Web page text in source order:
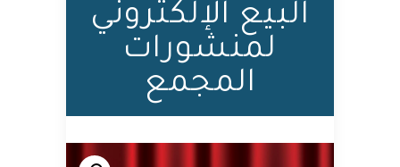
البيع الإلكتروني
لمنشورات
المجمع